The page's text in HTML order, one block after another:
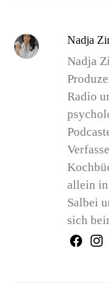
Nadja
Nadja
Radio
allein in
Salbei
sich